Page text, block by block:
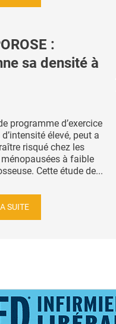
:
sa densité à
programme d’exercice
élevé, peut a
risqué chez les
à faible
Cette étude de...
SUITE
ACCUEIL NEWSLETTER